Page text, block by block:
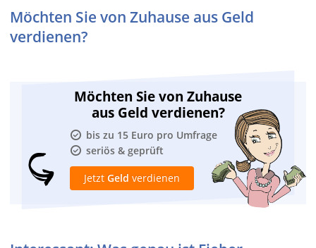
Möchten Sie von Zuhause aus Geld
verdienen?
Möchten Sie von Zuhause
aus Geld verdienen?
bis zu 15 Euro pro Umfrage
seriös & geprüft
Jetzt Geld verdienen